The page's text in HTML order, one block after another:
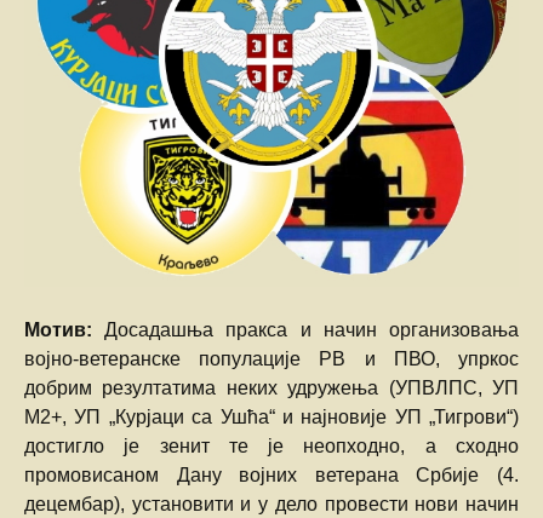
Мотив:Досадашња пракса и начин организовања
војно-ветеранске популације РВ и ПВО, упркос
добрим резултатима неких удружења (УПВЛПС, УП
М2+, УП „Курјаци са Ушћа“ и најновије УП „Тигрови“)
достигло је зенит те је неопходно, а сходно
промовисаном Дану војних ветерана Србије (4.
децембар), установити и у дело провести нови начин